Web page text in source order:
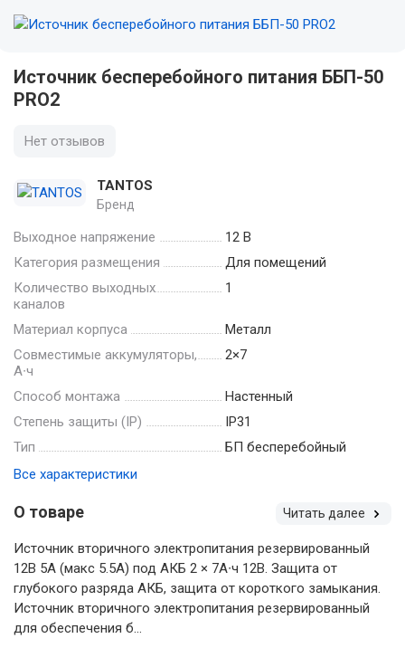
Источник бесперебойного питания ББП-50
PRO2
Нет отзывов
TANTOS
Бренд
Выходное напряжение
12 В
Категория размещения
Для помещений
Количество выходных
каналов
1
Материал корпуса
Металл
Совместимые аккумуляторы,
А∙ч
2×7
Способ монтажа
Настенный
Степень защиты (IP)
IP31
Тип
БП бесперебойный
Все характеристики
О товаре Читать далее
Источник вторичного электропитания резервированный
12В 5А (макс 5.5А) под АКБ 2 × 7А∙ч 12В. Защита от
глубокого разряда АКБ, защита от короткого замыкания.
Источник вторичного электропитания резервированный
для обеспечения б...